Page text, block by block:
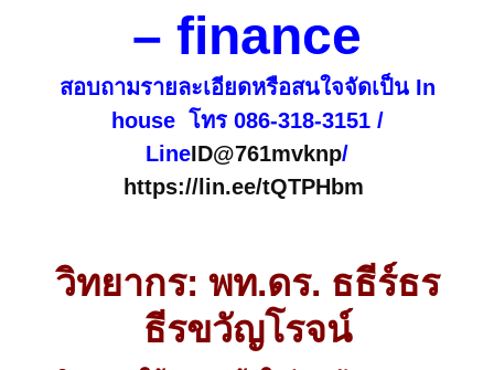
– finance
สอบถามรายละเอียดหรือสนใจจัดเป็น In
house โทร 086-318-3151 /
LineID@761mvknp/
https://lin.ee/tQTPHbm
วิทยากร: พท.ดร. ธธีร์ธร
ธีรขวัญโรจน์